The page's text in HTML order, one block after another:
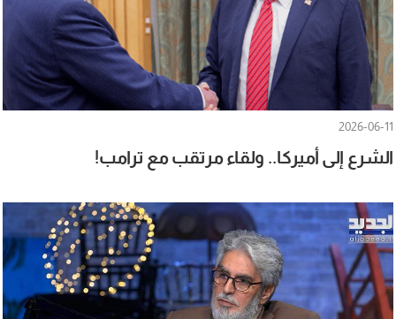
2026-06-11
الشرع إلى أميركا.. ولقاء مرتقب مع ترامب!